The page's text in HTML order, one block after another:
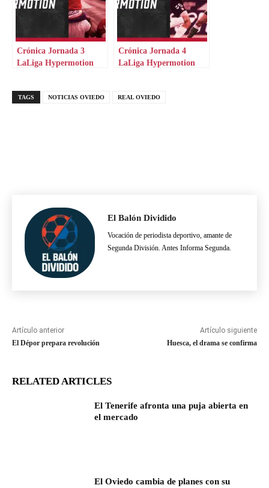
Crónica Jornada 3
LaLiga Hypermotion
Crónica Jornada 4
LaLiga Hypermotion
TAGS NOTICIAS OVIEDO REAL OVIEDO
El Balón Dividido
Vocación de periodista deportivo, amante de
Segunda División. Antes Informa Segunda.
Artículo anterior
El Dépor prepara revolución
Artículo siguiente
Huesca, el drama se confirma
RELATED ARTICLES
El Tenerife afronta una puja abierta en
el mercado
El Oviedo cambia de planes con su